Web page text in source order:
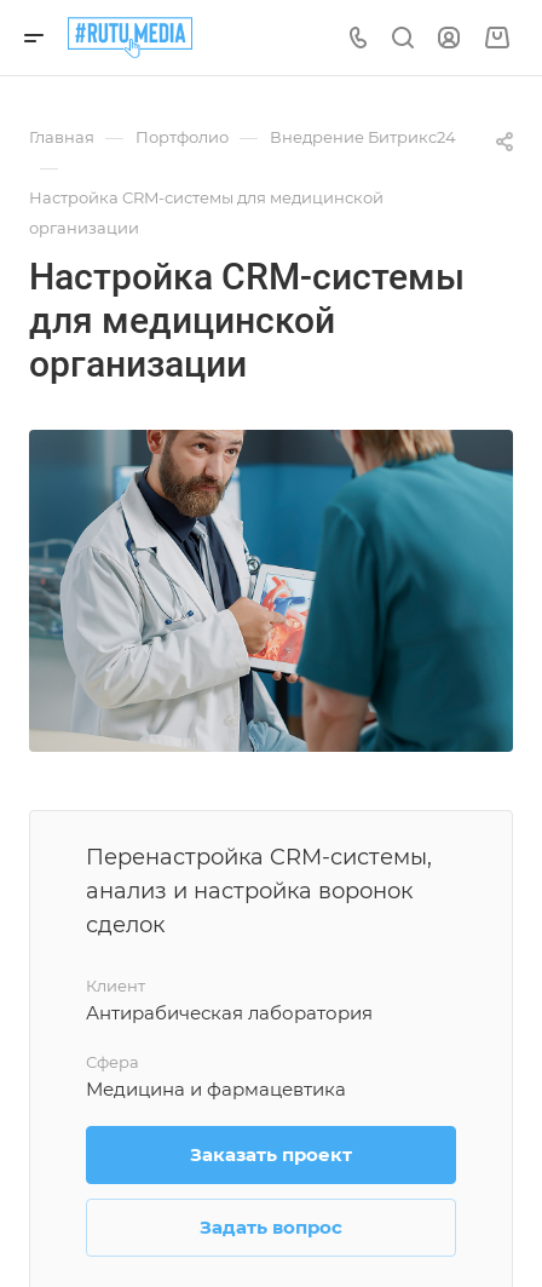
Главная — Портфолио — Внедрение Битрикс24
—
Настройка CRM-системы для медицинской
организации
Настройка CRM-системы
для медицинской
организации
Перенастройка CRM-системы,
анализ и настройка воронок
сделок
Клиент
Антирабическая лаборатория
Сфера
Медицина и фармацевтика
Заказать проект
Задать вопрос